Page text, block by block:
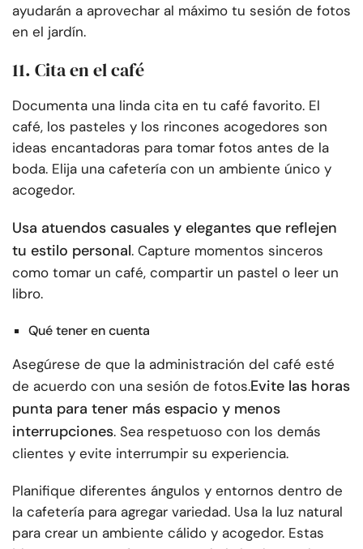
ayudarán a aprovechar al máximo tu sesión de fotos
en el jardín.
11. Cita en el café
Documenta una linda cita en tu café favorito. El
café, los pasteles y los rincones acogedores son
ideas encantadoras para tomar fotos antes de la
boda. Elija una cafetería con un ambiente único y
acogedor.
Usa atuendos casuales y elegantes que reflejen
tu estilo personal. Capture momentos sinceros
como tomar un café, compartir un pastel o leer un
libro.
Qué tener en cuenta
Asegúrese de que la administración del café esté
de acuerdo con una sesión de fotos.Evite las horas
punta para tener más espacio y menos
interrupciones. Sea respetuoso con los demás
clientes y evite interrumpir su experiencia.
Planifique diferentes ángulos y entornos dentro de
la cafetería para agregar variedad. Usa la luz natural
para crear un ambiente cálido y acogedor. Estas